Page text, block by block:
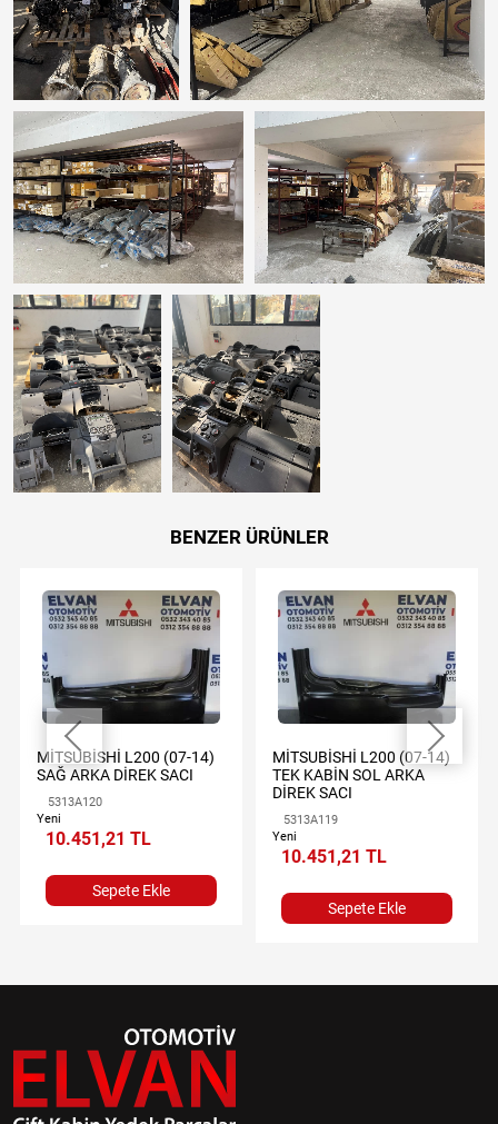
BENZER ÜRÜNLER
MİTSUBİSHİ L200 (07-14)
SAĞ ARKA DİREK SACI
5313A120
Yeni
10.451,21 TL
Sepete Ekle
MİTSUBİSHİ L200 (07-14)
TEK KABİN SOL ARKA
DİREK SACI
5313A119
Yeni
10.451,21 TL
Sepete Ekle